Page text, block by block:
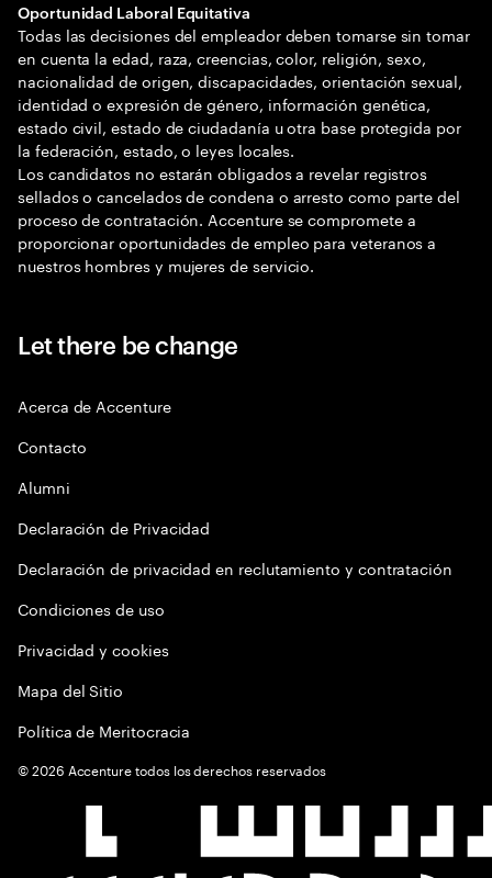
Oportunidad Laboral Equitativa
Todas las decisiones del empleador deben tomarse sin tomar
en cuenta la edad, raza, creencias, color, religión, sexo,
nacionalidad de origen, discapacidades, orientación sexual,
identidad o expresión de género, información genética,
estado civil, estado de ciudadanía u otra base protegida por
la federación, estado, o leyes locales.
Los candidatos no estarán obligados a revelar registros
sellados o cancelados de condena o arresto como parte del
proceso de contratación. Accenture se compromete a
proporcionar oportunidades de empleo para veteranos a
nuestros hombres y mujeres de servicio.
Let there be change
Acerca de Accenture
Contacto
Alumni
Declaración de Privacidad
Declaración de privacidad en reclutamiento y contratación
Condiciones de uso
Privacidad y cookies
Mapa del Sitio
Política de Meritocracia
©2026 Accenture todos los derechos reservados